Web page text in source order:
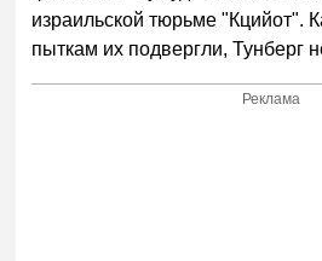
израильской тюрьме "Кцийот".
пыткам их подвергли, Тунберг
Реклама